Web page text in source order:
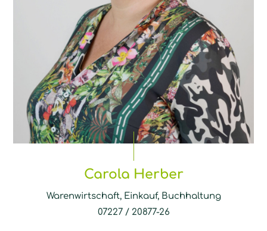
Carola Herber
Warenwirtschaft, Einkauf, Buchhaltung
07227 / 20877-26